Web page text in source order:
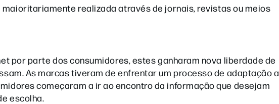
realizada através de jornais, revistas ou meios
por parte dos consumidores, estes ganharam nova liberdade de
As marcas tiveram de enfrentar um processo de adaptação a
começaram a ir ao encontro da informação que desejam
escolha.